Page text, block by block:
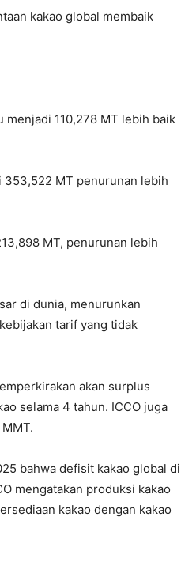
kakao global membaik
menjadi 110,278 MT lebih baik
MT penurunan lebih
MT, penurunan lebih
di dunia, menurunkan
tarif yang tidak
akan surplus
selama 4 tahun. ICCO juga
bahwa defisit kakao global di
mengatakan produksi kakao
kakao dengan kakao